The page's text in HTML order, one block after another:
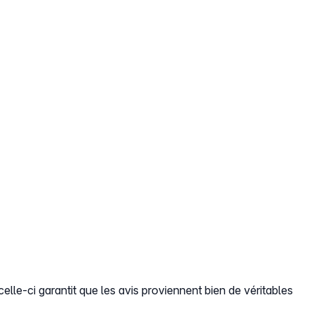
ci garantit que les avis proviennent bien de véritables